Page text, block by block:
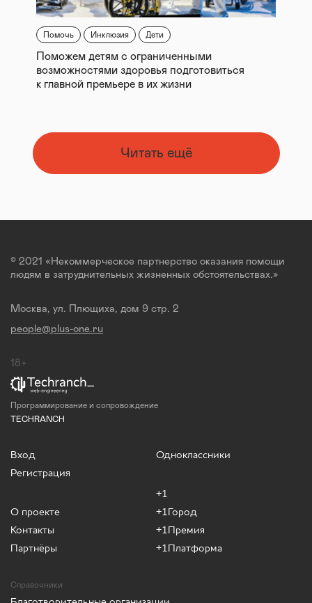
Помочь Инклюзия Дети
Поможем детям с ограниченными
возможностями здоровья подготовиться
к главной премьере в их жизни
Читать ещё
© 2021 «Некоммерческое партнерство оказания помощи
людям в затруднительных жизненных обстоятельствах.»
Москва, ул. Плющиха, дом 9 стр. 2
people@plus-one.ru
18+
Программирование и сопровождение
TECHRANCH
Вход
Регистрация
О проекте
Контакты
Партнёры
Одноклассники
+1
+1Город
+1Премия
+1Платформа
Справочники